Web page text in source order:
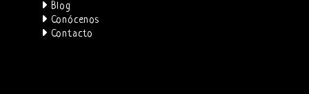
Blog
Conócenos
Contacto